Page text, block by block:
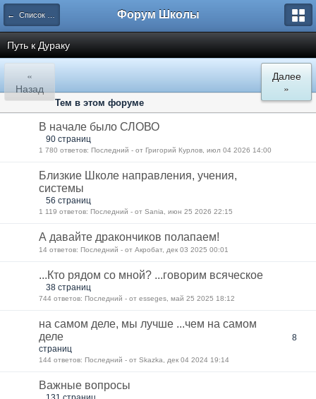
← Список категорий Форум Школы
Путь к Дураку
«
Назад
Далее
»
Тем в этом форуме
В начале было СЛОВО
90 страниц
1 780 ответов: Последний - от Григорий Курлов, июл 04 2026 14:00
Близкие Школе направления, учения,
системы
56 страниц
1 119 ответов: Последний - от Sania, июн 25 2026 22:15
А давайте дракончиков полапаем!
14 ответов: Последний - от Акробат, дек 03 2025 00:01
...Кто рядом со мной? ...говорим всяческое
38 страниц
744 ответов: Последний - от esseges, май 25 2025 18:12
на самом деле, мы лучше ...чем на самом
деле
8
страниц
144 ответов: Последний - от Skazka, дек 04 2024 19:14
Важные вопросы